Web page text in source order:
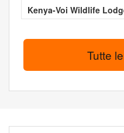
Kenya-Voi Wildlife
Tutte